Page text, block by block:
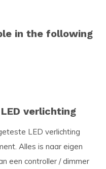
in the following
verlichting
LED verlichting
Alles is naar eigen
een controller / dimmer